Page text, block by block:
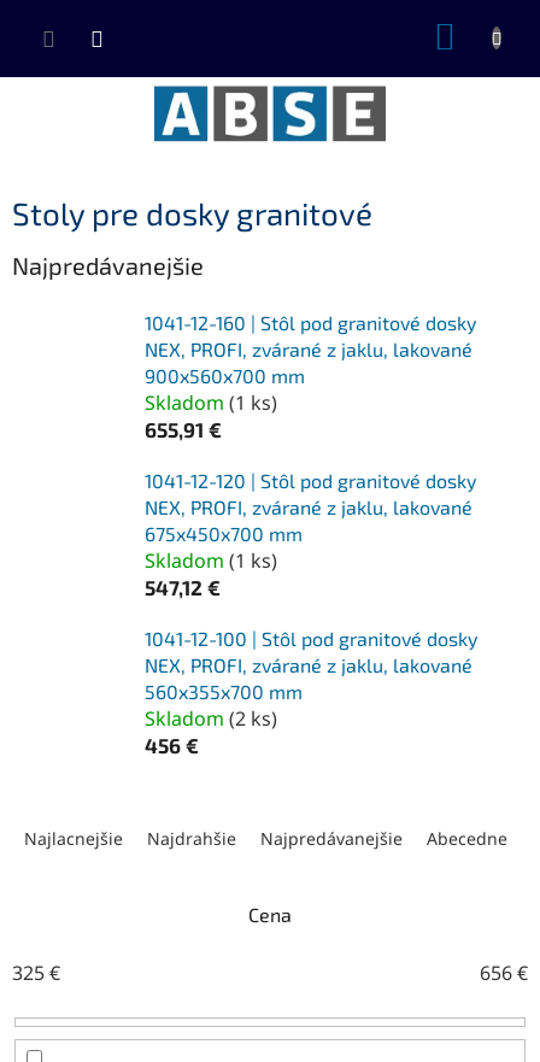
Stoly pre dosky granitové
Najpredávanejšie
1041-12-160 | Stôl pod granitové dosky
NEX, PROFI, zvárané z jaklu, lakované
900x560x700 mm
Skladom (1 ks)
655,91 €
1041-12-120 | Stôl pod granitové dosky
NEX, PROFI, zvárané z jaklu, lakované
675x450x700 mm
Skladom (1 ks)
547,12 €
1041-12-100 | Stôl pod granitové dosky
NEX, PROFI, zvárané z jaklu, lakované
560x355x700 mm
Skladom (2 ks)
456 €
e
r
o
Najlacnejšie Najdrahšie Najpredávanejšie Abecedne
Cena
325€ 656€